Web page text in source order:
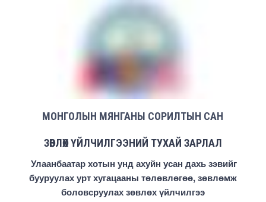
МОНГОЛЫН МЯНГАНЫ СОРИЛТЫН САН
ЗӨВЛӨХ ҮЙЛЧИЛГЭЭНИЙ ТУХАЙ ЗАРЛАЛ
Улаанбаатар хотын унд ахуйн усан дахь зэвийг
бууруулах урт хугацааны төлөвлөгөө, зөвлөмж
боловсруулах зөвлөх үйлчилгээ